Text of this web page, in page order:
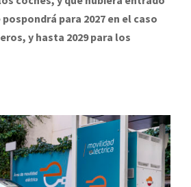
pospondrá para 2027 en el caso
y hasta 2029 para los